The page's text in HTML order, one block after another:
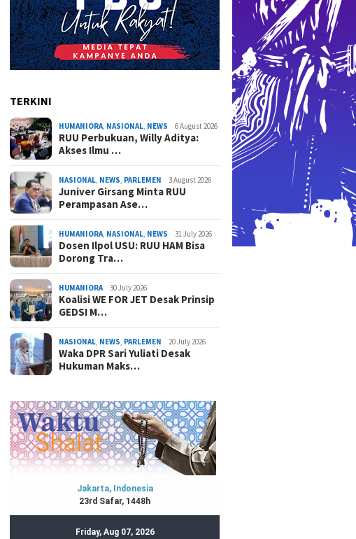
TERKINI
HUMANIORA NASIONAL NEWS 6 August 2026
RUU Perbukuan, Willy Aditya:
Akses Ilmu …
NASIONAL NEWS PARLEMEN 3 August 2026
Juniver Girsang Minta RUU
Perampasan Ase…
HUMANIORA NASIONAL NEWS 31 July 2026
Dosen Ilpol USU: RUU HAM Bisa
Dorong Tra…
HUMANIORA 30 July 2026
Koalisi WE FOR JET Desak Prinsip
GEDSI M…
NASIONAL NEWS PARLEMEN 20 July 2026
Waka DPR Sari Yuliati Desak
Hukuman Maks…